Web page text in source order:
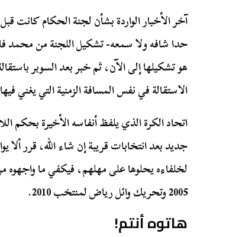
آخر الأخبار الواردة بشأن لجنة الحكام كانت
حدا شافه ولا سمعه- تشكيل اللجنة من محمد
هو تشكيلها إلى الآن، ثم خبر بعد السوبر
الاستقالة في نفس المسافة الزمنية التي يغني
اتحاد الكرة الذي يلفظ أنفاسه الأخيرة بحكم
جديد بعد انتخابات قريبة إن شاء الله، قرر
لخلفاءه يحلوها على مهلهم، فيكفي ما واجهوه
2005 وتحريك وائل رياض لمنتخب 2010.
هاتوه أنتم!